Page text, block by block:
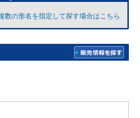
数の形名を指定して探す場合はこちら